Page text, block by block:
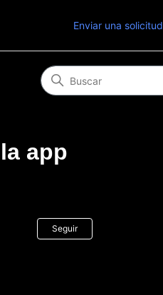
Enviar una solicitud
app
Seguir